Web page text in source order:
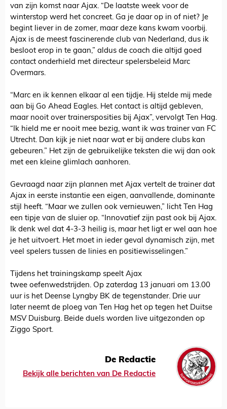
van zijn komst naar Ajax. “De laatste week voor de
winterstop werd het concreet. Ga je daar op in of niet? Je
begint liever in de zomer, maar deze kans kwam voorbij.
Ajax is de meest fascinerende club van Nederland, dus ik
besloot erop in te gaan,” aldus de coach die altijd goed
contact onderhield met directeur spelersbeleid Marc
Overmars.
“Marc en ik kennen elkaar al een tijdje. Hij stelde mij mede
aan bij Go Ahead Eagles. Het contact is altijd gebleven,
maar nooit over trainersposities bij Ajax”, vervolgt Ten Hag.
“Ik hield me er nooit mee bezig, want ik was trainer van FC
Utrecht. Dan kijk je niet naar wat er bij andere clubs kan
gebeuren.” Het zijn de gebruikelijke teksten die wij dan ook
met een kleine glimlach aanhoren.
Gevraagd naar zijn plannen met Ajax vertelt de trainer dat
Ajax in eerste instantie een eigen, aanvallende, dominante
stijl heeft. “Maar we zullen ook vernieuwen,” licht Ten Hag
een tipje van de sluier op. “Innovatief zijn past ook bij Ajax.
Ik denk wel dat 4-3-3 heilig is, maar het ligt er wel aan hoe
je het uitvoert. Het moet in ieder geval dynamisch zijn, met
veel spelers tussen de linies en positiewisselingen.”
Tijdens het trainingskamp speelt Ajax
twee oefenwedstrijden. Op zaterdag 13 januari om 13.00
uur is het Deense Lyngby BK de tegenstander. Drie uur
later neemt de ploeg van Ten Hag het op tegen het Duitse
MSV Duisburg. Beide duels worden live uitgezonden op
Ziggo Sport.
De Redactie
Bekijk alle berichten van De Redactie